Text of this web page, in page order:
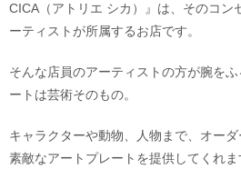
CICA（アトリエ シカ）』は、そのコン
ーティストが所属するお店です。
そんな店員のアーティストの方が腕を
ートは芸術そのもの。
キャラクターや動物、人物まで、オー
素敵なアートプレートを提供してくれま